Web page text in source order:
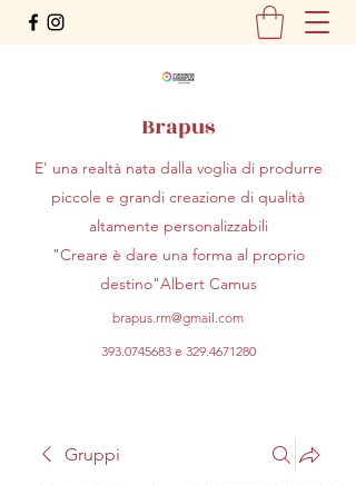
Brapus
E' una realtà nata dalla voglia di produrre
piccole e grandi creazione di qualità
altamente personalizzabili
"Creare è dare una forma al proprio
destino"Albert Camus
brapus.rm@gmail.com
393.0745683e 329.4671280
Gruppi